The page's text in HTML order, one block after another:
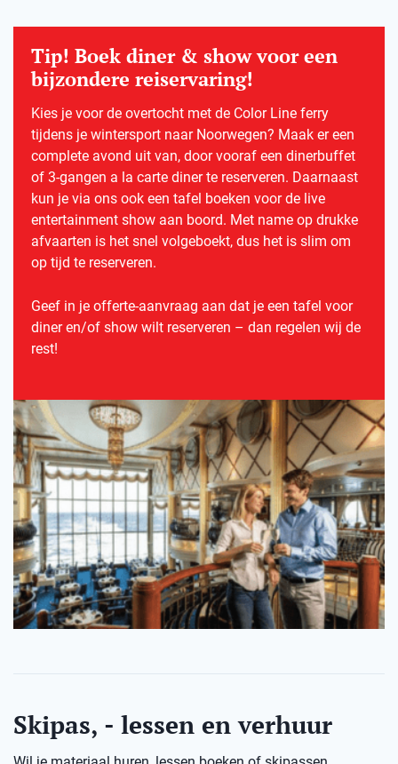
Tip! Boek diner & show voor een
bijzondere reiservaring!
Kies je voor de overtocht met de Color Line ferry
tijdens je wintersport naar Noorwegen? Maak er een
complete avond uit van, door vooraf een dinerbuffet
of 3-gangen a la carte diner te reserveren. Daarnaast
kun je via ons ook een tafel boeken voor de live
entertainment show aan boord. Met name op drukke
afvaarten is het snel volgeboekt, dus het is slim om
op tijd te reserveren.
Geef in je offerte-aanvraag aan dat je een tafel voor
diner en/of show wilt reserveren – dan regelen wij de
rest!
Skipas, - lessen en verhuur